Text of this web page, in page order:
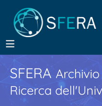
SFERA
Ricerca